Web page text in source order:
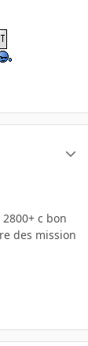
c bon
des mission